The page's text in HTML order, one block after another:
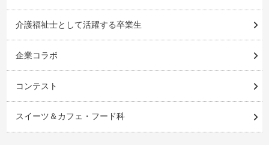
介護福祉士として活躍する卒業生
企業コラボ
コンテスト
スイーツ＆カフェ・フード科